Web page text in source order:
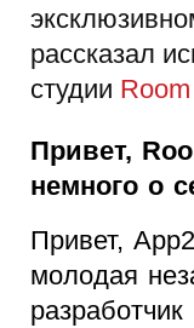
рассказал
студии
Привет,
немного о
Привет,
молодая